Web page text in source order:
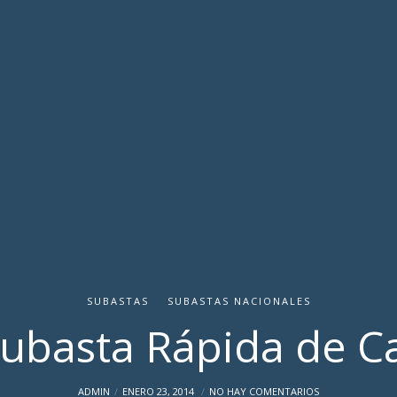
SUBASTAS SUBASTAS NACIONALES
Rápida de
ADMIN ENERO 23, 2014 NO HAY COMENTARIOS